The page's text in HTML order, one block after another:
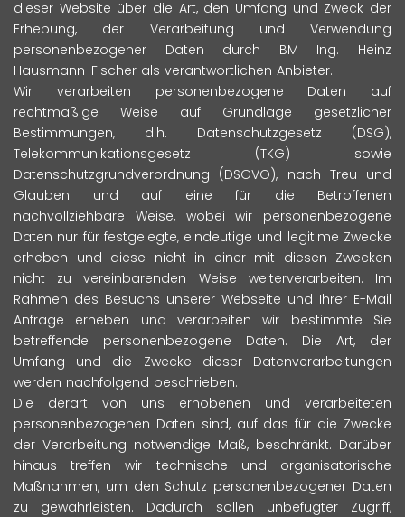
dieser Website über die Art, den Umfang und Zweck der
Erhebung, der Verarbeitung und Verwendung
personenbezogener Daten durch BM Ing. Heinz
Hausmann-Fischer als verantwortlichen Anbieter.
Wir verarbeiten personenbezogene Daten auf
rechtmäßige Weise auf Grundlage gesetzlicher
Bestimmungen, d.h. Datenschutzgesetz (DSG),
Telekommunikationsgesetz (TKG) sowie
Datenschutzgrundverordnung (DSGVO), nach Treu und
Glauben und auf eine für die Betroffenen
nachvollziehbare Weise, wobei wir personenbezogene
Daten nur für festgelegte, eindeutige und legitime Zwecke
erheben und diese nicht in einer mit diesen Zwecken
nicht zu vereinbarenden Weise weiterverarbeiten. Im
Rahmen des Besuchs unserer Webseite und Ihrer E-Mail
Anfrage erheben und verarbeiten wir bestimmte Sie
betreffende personenbezogene Daten. Die Art, der
Umfang und die Zwecke dieser Datenverarbeitungen
werden nachfolgend beschrieben.
Die derart von uns erhobenen und verarbeiteten
personenbezogenen Daten sind, auf das für die Zwecke
der Verarbeitung notwendige Maß, beschränkt. Darüber
hinaus treffen wir technische und organisatorische
Maßnahmen, um den Schutz personenbezogener Daten
zu gewährleisten. Dadurch sollen unbefugter Zugriff,